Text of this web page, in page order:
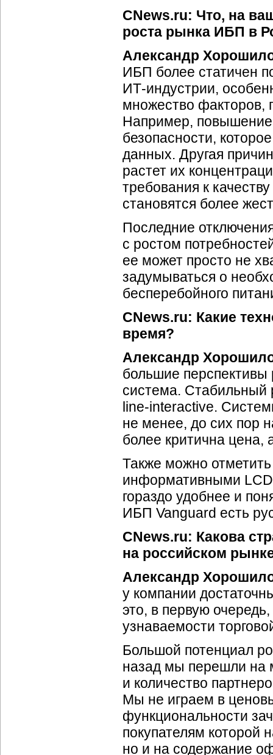
CNews.ru: Что, на
роста рынка ИБП в
Александр
ИБП более статичен
ИТ-индустрии,
множество факторов,
Например,
безопасности,
данных. Другая
растет их
требования к
становятся более
Последние
с ростом
ее может просто не
задумываться о
бесперебойного
CNews.ru: Какие
время?
Александр
большие перспективы
система. Стабильный
line-interactive.
не менее, до сих пор
более критична цена,
Также можно
информативными
гораздо удобнее и
ИБП Vanguard есть
CNews.ru: Какова
на российском
Александр
у компании
это, в первую
узнаваемости
Большой потенциал
назад мы перешли на
и количество
Мы не играем в
функциональности
покупателям которой
но и на содержание